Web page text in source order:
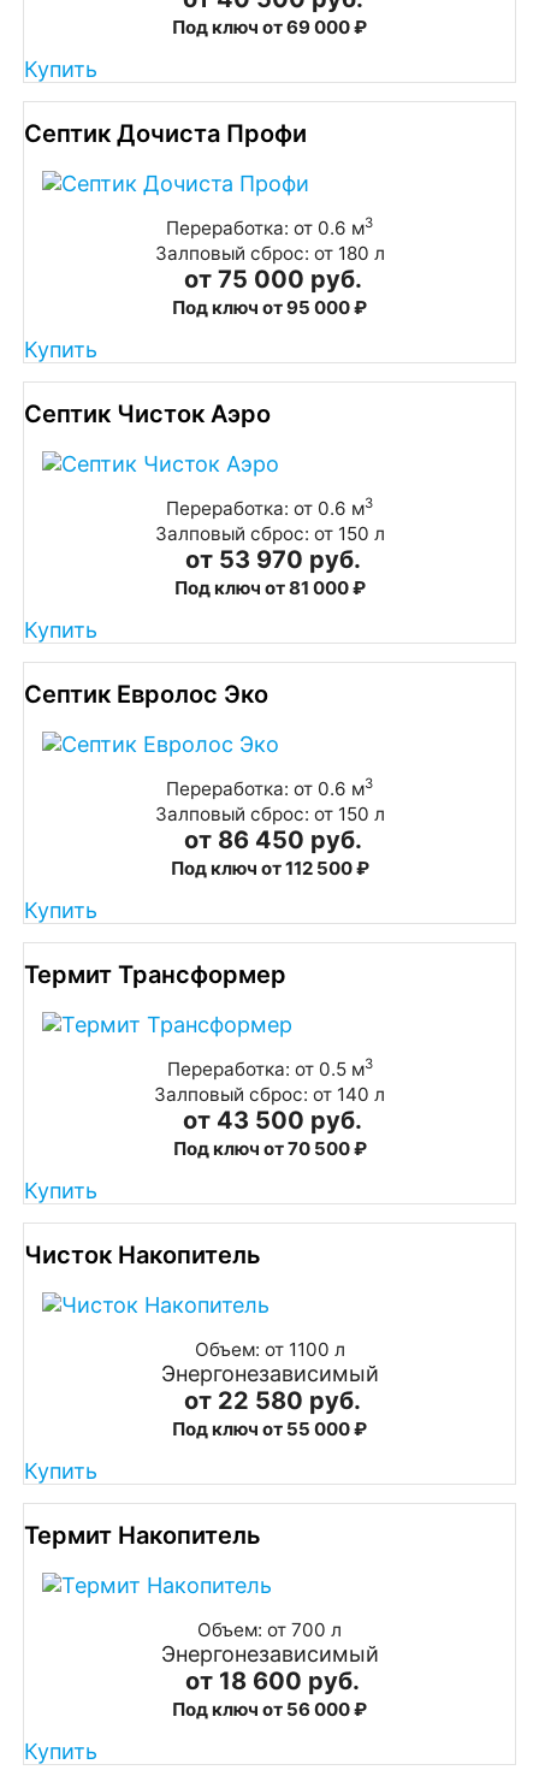
Под ключ от 69 000 ₽
Купить
Септик Дочиста Профи
Переработка: от 0.6 м3
Залповый сброс: от 180 л
от 75 000 руб.
Под ключ от 95 000 ₽
Купить
Септик Чисток Аэро
Переработка: от 0.6 м3
Залповый сброс: от 150 л
от 53 970 руб.
Под ключ от 81 000 ₽
Купить
Септик Евролос Эко
Переработка: от 0.6 м3
Залповый сброс: от 150 л
от 86 450 руб.
Под ключ от 112 500 ₽
Купить
Термит Трансформер
Переработка: от 0.5 м3
Залповый сброс: от 140 л
от 43 500 руб.
Под ключ от 70 500 ₽
Купить
Чисток Накопитель
Объем: от 1100 л
Энергонезависимый
от 22 580 руб.
Под ключ от 55 000 ₽
Купить
Термит Накопитель
Объем: от 700 л
Энергонезависимый
от 18 600 руб.
Под ключ от 56 000 ₽
Купить